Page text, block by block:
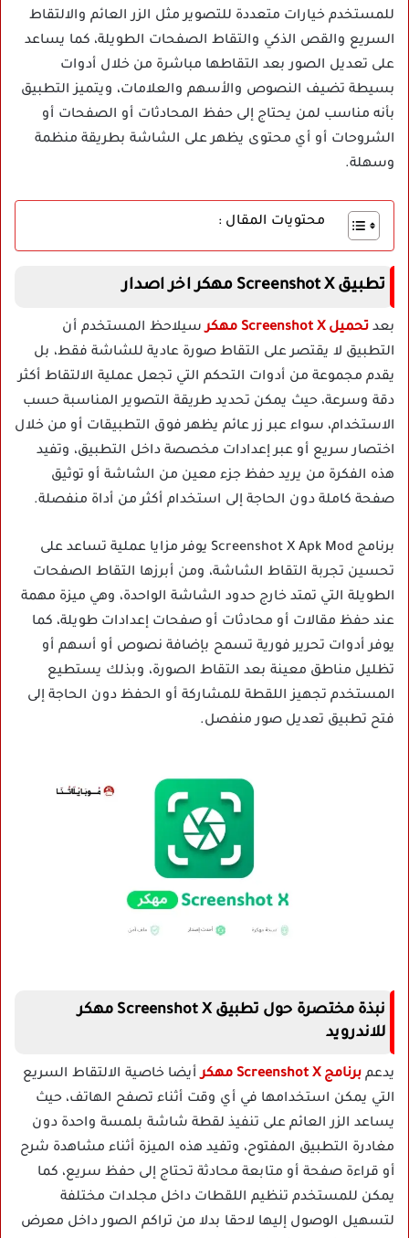
للمستخدم خيارات متعددة للتصوير مثل الزر العائم والالتقاط
السريع والقص الذكي والتقاط الصفحات الطويلة، كما يساعد
على تعديل الصور بعد التقاطها مباشرة من خلال أدوات
بسيطة تضيف النصوص والأسهم والعلامات، ويتميز التطبيق
بأنه مناسب لمن يحتاج إلى حفظ المحادثات أو الصفحات أو
الشروحات أو أي محتوى يظهر على الشاشة بطريقة منظمة
وسهلة.
محتويات المقال :
تطبيق Screenshot X مهكر اخر اصدار
بعد تحميل Screenshot X مهكر
سيلاحظ المستخدم أن
التطبيق لا يقتصر على التقاط صورة عادية للشاشة فقط، بل
يقدم مجموعة من أدوات التحكم التي تجعل عملية الالتقاط أكثر
دقة وسرعة، حيث يمكن تحديد طريقة التصوير المناسبة حسب
الاستخدام، سواء عبر زر عائم يظهر فوق التطبيقات أو من خلال
اختصار سريع أو عبر إعدادات مخصصة داخل التطبيق، وتفيد
هذه الفكرة من يريد حفظ جزء معين من الشاشة أو توثيق
صفحة كاملة دون الحاجة إلى استخدام أكثر من أداة منفصلة.
برنامج Screenshot X Apk Mod يوفر مزايا عملية تساعد على
تحسين تجربة التقاط الشاشة، ومن أبرزها التقاط الصفحات
الطويلة التي تمتد خارج حدود الشاشة الواحدة، وهي ميزة مهمة
عند حفظ مقالات أو محادثات أو صفحات إعدادات طويلة، كما
يوفر أدوات تحرير فورية تسمح بإضافة نصوص أو أسهم أو
تظليل مناطق معينة بعد التقاط الصورة، وبذلك يستطيع
المستخدم تجهيز اللقطة للمشاركة أو الحفظ دون الحاجة إلى
فتح تطبيق تعديل صور منفصل.
نبذة مختصرة حول تطبيق Screenshot X مهكر
للاندرويد
يدعم برنامج Screenshot X مهكر
أيضا خاصية الالتقاط السريع
التي يمكن استخدامها في أي وقت أثناء تصفح الهاتف، حيث
يساعد الزر العائم على تنفيذ لقطة شاشة بلمسة واحدة دون
مغادرة التطبيق المفتوح، وتفيد هذه الميزة أثناء مشاهدة شرح
أو قراءة صفحة أو متابعة محادثة تحتاج إلى حفظ سريع، كما
يمكن للمستخدم تنظيم اللقطات داخل مجلدات مختلفة
لتسهيل الوصول إليها لاحقا بدلا من تراكم الصور داخل معرض